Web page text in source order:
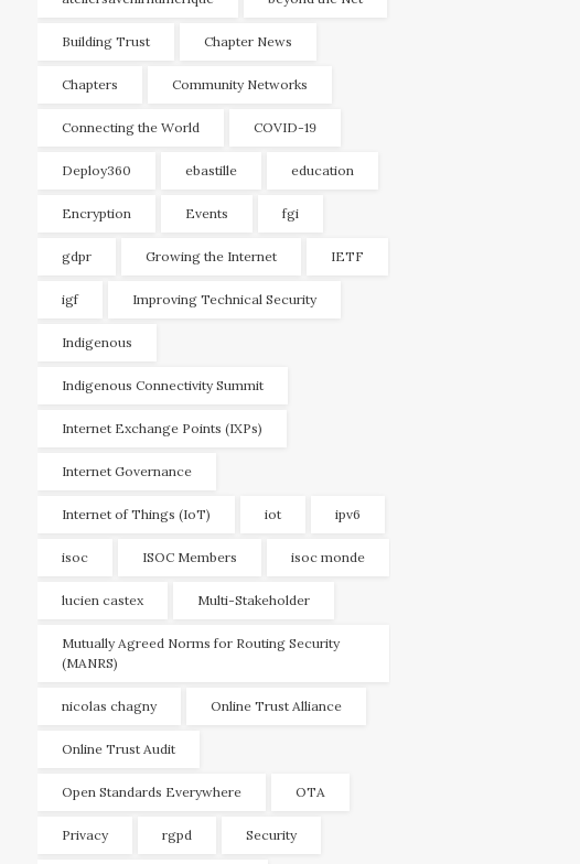
Building Trust Chapter News
Chapters Community Networks
Connecting the World COVID-19
Deploy360 ebastille education
Encryption Events fgi
gdpr Growing the Internet IETF
igf Improving Technical Security
Indigenous
Indigenous Connectivity Summit
Internet Exchange Points (IXPs)
Internet Governance
Internet of Things (IoT) iot ipv6
isoc ISOC Members isoc monde
lucien castex Multi-Stakeholder
Mutually Agreed Norms for Routing Security
(MANRS)
nicolas chagny Online Trust Alliance
Online Trust Audit
Open Standards Everywhere OTA
Privacy rgpd Security